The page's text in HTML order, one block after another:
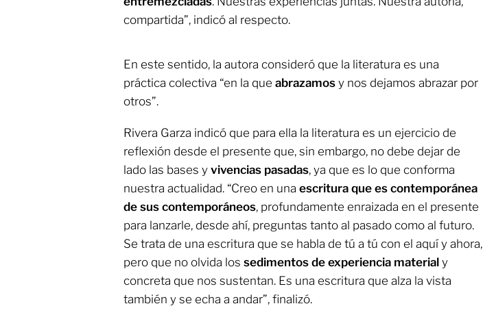
compartida”, indicó al respecto.
En este sentido, la autora consideró que la literatura es una
práctica colectiva “en la que abrazamos y nos dejamos abrazar por
otros”.
Rivera Garza indicó que para ella la literatura es un ejercicio de
reflexión desde el presente que, sin embargo, no debe dejar de
lado las bases y vivencias pasadas, ya que es lo que conforma
nuestra actualidad. “Creo en una escritura que es contemporánea
de sus contemporáneos, profundamente enraizada en el presente
para lanzarle, desde ahí, preguntas tanto al pasado como al futuro.
Se trata de una escritura que se habla de tú a tú con el aquí y ahora,
pero que no olvida los sedimentos de experiencia material y
concreta que nos sustentan. Es una escritura que alza la vista
también y se echa a andar”, finalizó.